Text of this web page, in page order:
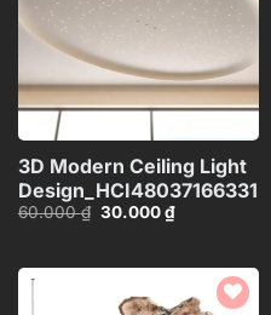
3D Modern Ceiling Light
Design_HCI4803716633133
60.000₫ Giá
30.000₫Giá
hiện
30.000 ₫.